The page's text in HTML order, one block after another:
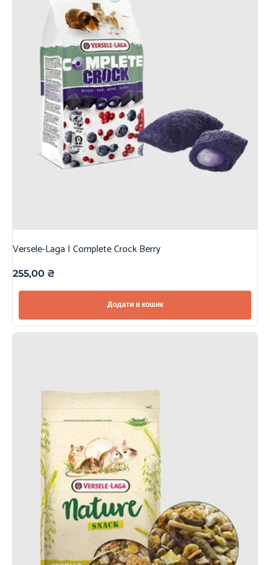
Versele-Laga | Complete Crock Berry
255,00 ₴
Додати в кошик